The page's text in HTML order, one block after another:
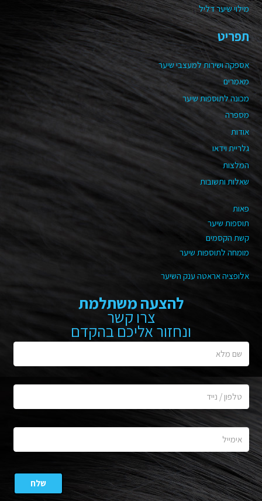
מילוי שיער דליל
תפריט
אספקה ושירות למעצבי שיער
מאמרים
מכונה לתוספות שיער
מספרה
אודות
גלריית וידאו
המלצות
שאלות ותשובות
פאות
תוספות שיער
קשת הקסמים
מומחה לתוספות שיער
אלופציה אראטה ענק השיער
להצעה משתלמת
צרו קשר
ונחזור אליכם בהקדם